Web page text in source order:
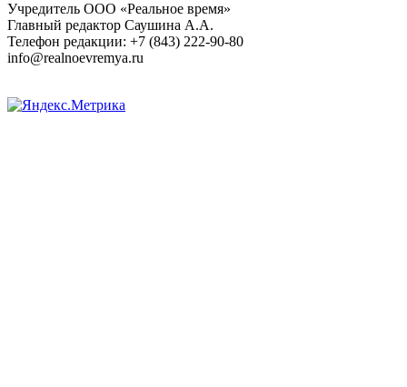
Учредитель ООО «Реальное время»
Главный редактор Саушина А.А.
Телефон редакции: +7 (843) 222-90-80
info@realnoevremya.ru